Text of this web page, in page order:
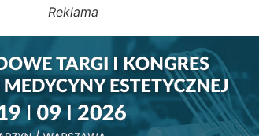
Reklama